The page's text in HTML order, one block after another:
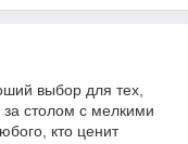
выбор для тех,
столом с мелкими
кто ценит